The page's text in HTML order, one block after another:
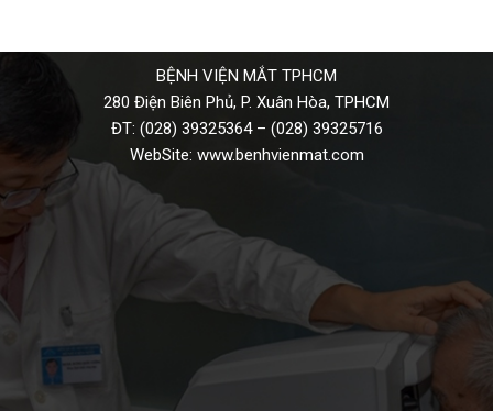
BỆNH VIỆN MẮT TPHCM
280 Điện Biên Phủ, P. Xuân Hòa, TPHCM
ĐT: (028) 39325364– (028) 39325716
WebSite: www.benhvienmat.com